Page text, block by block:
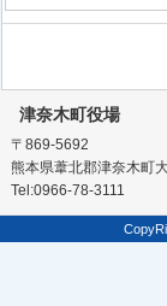
津奈木町役場
〒869-5692
熊本県葦北郡津奈木町
Tel:0966-78-3111